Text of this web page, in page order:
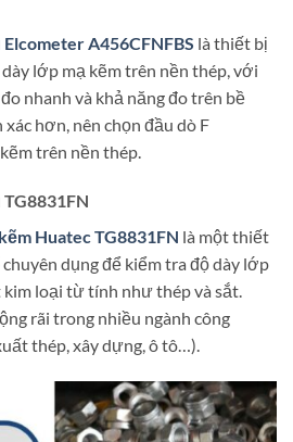
A456CFNFBS là thiết bị
lớp mạ kẽm trên nền thép, với
nhanh và khả năng đo trên bề
hơn, nên chọn đầu dò F
trên nền thép.
Huatec TG8831FN là một thiết
dụng để kiểm tra độ dày lớp
kim loại từ tính như thép và sắt.
rãi trong nhiều ngành công
thép, xây dựng, ô tô…).